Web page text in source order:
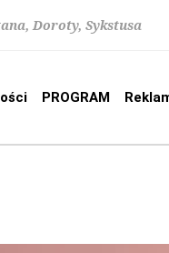
Doroty, Sykstusa
PROGRAM